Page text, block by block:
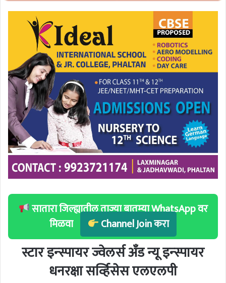
सातारा जिल्ह्यातील ताज्या बातम्या WhatsApp वर
मिळवा
Channel Join करा
स्टार इन्स्पायर ज्वेलर्स अँड न्यू इन्स्पायर
धनरक्षा सर्व्हिसेस एलएलपी